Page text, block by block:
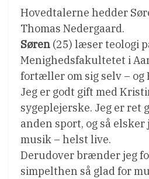
Hovedtalerne hedder
Thomas Nedergaard.
Søren (25) læser teologi
Menighedsfakultetet i
fortæller om sig selv – og
Jeg er godt gift med
sygeplejerske. Jeg er ret
anden sport, og så elsker
musik – helst live.
Derudover brænder jeg
simpelthen så glad for